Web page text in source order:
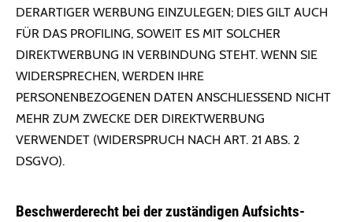
DERARTIGER WERBUNG EINZULEGEN; DIES GILT AUCH
FÜR DAS PROFILING, SOWEIT ES MIT SOLCHER
DIREKTWERBUNG IN VERBINDUNG STEHT. WENN SIE
WIDERSPRECHEN, WERDEN IHRE
PERSONENBEZOGENEN DATEN ANSCHLIESSEND NICHT
MEHR ZUM ZWECKE DER DIREKTWERBUNG
VERWENDET (WIDERSPRUCH NACH ART. 21 ABS. 2
DSGVO).
Beschwerde­recht bei der zuständigen Aufsichts­